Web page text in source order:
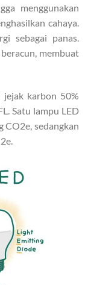
menggunakan
cahaya.
sebagai panas.
membuat
jejak karbon 50%
Satu lampu LED
CO2e, sedangkan